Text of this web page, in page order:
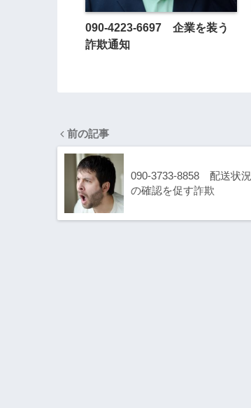
090-4223-6697 企業を装う
詐欺通知
前の記事
090-3733-8858 配送状況
の確認を促す詐欺